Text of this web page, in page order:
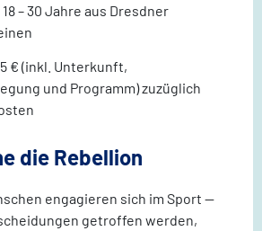
– 30 Jahre aus Dresdner
€ (inkl. Unterkunft,
und Programm) zuzüglich
die Rebellion
engagieren sich im Sport —
getroffen werden,